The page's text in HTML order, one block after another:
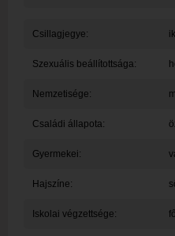
Csillagjegye:
Szexuális beállítottsága:
Nemzetisége:
Családi állapota:
Gyermekei:
Hajszíne:
Iskolai végzettsége: